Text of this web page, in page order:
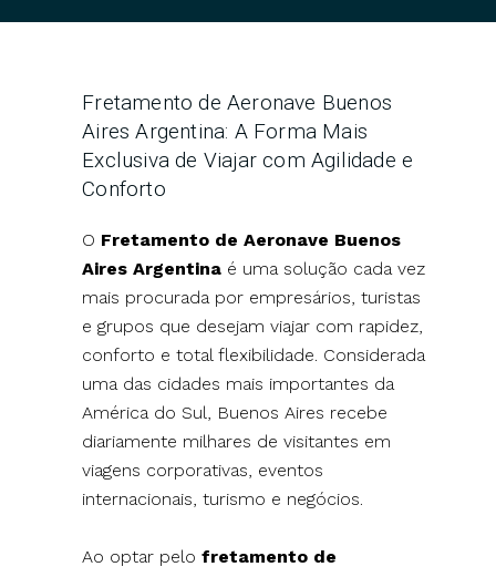
Fretamento de Aeronave Buenos
Aires Argentina: A Forma Mais
Exclusiva de Viajar com Agilidade e
Conforto
O Fretamento de Aeronave Buenos
Aires Argentina é uma solução cada vez
mais procurada por empresários, turistas
e grupos que desejam viajar com rapidez,
conforto e total flexibilidade. Considerada
uma das cidades mais importantes da
América do Sul, Buenos Aires recebe
diariamente milhares de visitantes em
viagens corporativas, eventos
internacionais, turismo e negócios.
Ao optar pelofretamento de